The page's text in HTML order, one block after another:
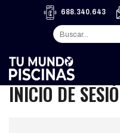
688.340.643
INICIO DE